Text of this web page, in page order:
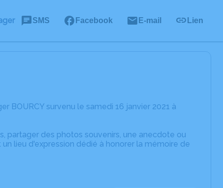
SMS Facebook E-mail Lien
BOURCY survenu le samedi 16 janvier 2021 à
partager des photos souvenirs, une anecdote ou
lieu d'expression dédié à honorer la mémoire de